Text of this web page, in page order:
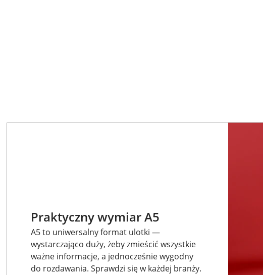
Praktyczny wymiar A5
A5 to uniwersalny format ulotki —
wystarczająco duży, żeby zmieścić wszystkie
ważne informacje, a jednocześnie wygodny
do rozdawania. Sprawdzi się w każdej branży.